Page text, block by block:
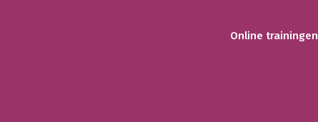
Online trainingen